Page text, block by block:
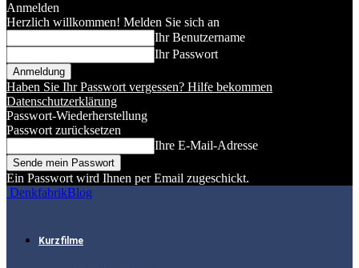
Anmelden
Herzlich willkommen! Melden Sie sich an
Ihr Benutzername
Ihr Passwort
Haben Sie Ihr Passwort vergessen? Hilfe bekommen
Datenschutzerklärung
Passwort-Wiederherstellung
Passwort zurücksetzen
Ihre E-Mail-Adresse
Ein Passwort wird Ihnen per Email zugeschickt.
DenkfabrikBlog
Kurzfilme